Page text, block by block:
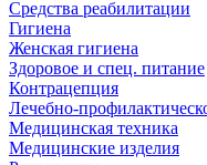
Средства реабилитации
Гигиена
Женская гигиена
Здоровое и спец. питание
Контрацепция
Лечебно-
Медицинская техника
Медицинские изделия